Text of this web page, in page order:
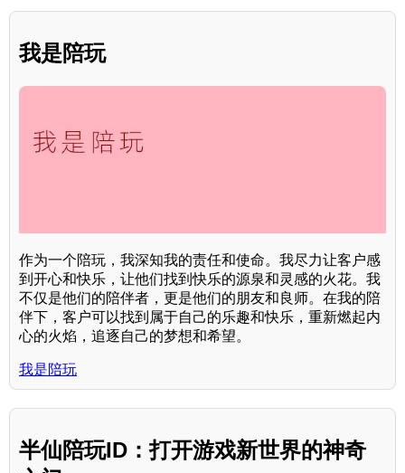
我是陪玩
作为一个陪玩，我深知我的责任和使命。我尽力让客户感
到开心和快乐，让他们找到快乐的源泉和灵感的火花。我
不仅是他们的陪伴者，更是他们的朋友和良师。在我的陪
伴下，客户可以找到属于自己的乐趣和快乐，重新燃起内
心的火焰，追逐自己的梦想和希望。
我是陪玩
半仙陪玩ID：打开游戏新世界的神奇